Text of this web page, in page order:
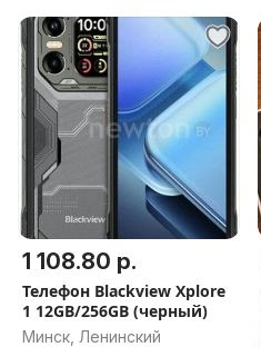
1 108.80 р.
Телефон Blackview Xplore
1 12GB/256GB (черный)
Минск, Ленинский